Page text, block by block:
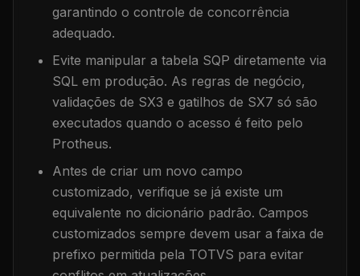
garantindo o controle de concorrência
adequado.
Evite manipular a tabela SQP diretamente via
SQL em produção. As regras de negócio,
validações de SX3 e gatilhos de SX7 só são
executados quando o acesso é feito pelo
Protheus.
Antes de criar um novo campo
customizado, verifique se já existe um
equivalente no dicionário padrão. Campos
customizados sempre devem usar a faixa de
prefixo permitida pela TOTVS para evitar